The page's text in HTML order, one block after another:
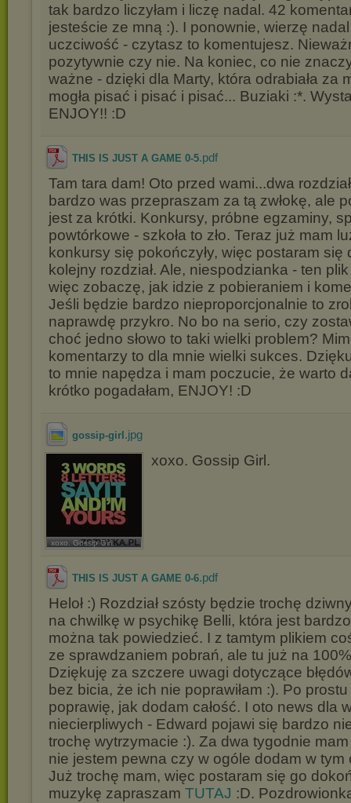
tak bardzo liczyłam i liczę nadal. 42
jesteście ze mną :). I ponownie, wierzę
uczciwość - czytasz to komentujesz.
pozytywnie czy nie. Na koniec, co nie
ważne - dzięki dla Marty, która odrabiała za
mogła pisać i pisać i pisać... Buziaki :*.
ENJOY!! :D
THIS IS JUST A GAME 0-5.pdf
Tam tara dam! Oto przed wami...dwa
bardzo was przepraszam za tą zwłokę, ale
jest za krótki. Konkursy, próbne egzaminy,
powtórkowe - szkoła to zło. Teraz już mam
konkursy się pokończyły, więc postaram się
kolejny rozdział. Ale, niespodzianka - ten
więc zobaczę, jak idzie z pobieraniem i
Jeśli będzie bardzo nieproporcjonalnie to
naprawdę przykro. No bo na serio, czy
choć jedno słowo to taki wielki problem?
komentarzy to dla mnie wielki sukces.
to mnie napędza i mam poczucie, że warto
krótko pogadałam, ENJOY! :D
gossip-girl .jpg
xoxo. Gossip Girl.
xoxo. Gossip Girl.
THIS IS JUST A GAME 0-6.pdf
Heloł :) Rozdział szósty będzie trochę
na chwilkę w psychikę Belli, która jest
można tak powiedzieć. I z tamtym plikiem
ze sprawdzaniem pobrań, ale tu już na
Dziękuję za szczere uwagi dotyczące
bez bicia, że ich nie poprawiłam :). Po prostu
poprawię, jak dodam całość. I oto news dla
niecierpliwych - Edward pojawi się bardzo
trochę wytrzymacie :). Za dwa tygodnie
nie jestem pewna czy w ogóle dodam w tym
Już trochę mam, więc postaram się go
muzykę zapraszam TUTAJ :D.